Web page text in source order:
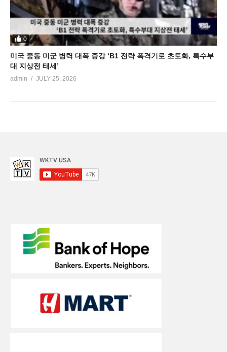
0
미국 중동 미군 병력 대폭 증강 ‘B1 전략 폭격기로 초토화, 특수부
대 지상전 태세’
admin JULY 25, 2026